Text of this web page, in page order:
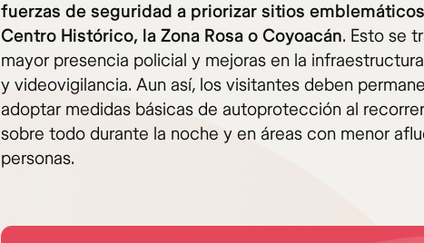
fuerzas de seguridad a priorizar sitios
Centro Histórico, la Zona Rosa o Coyoacán. Esto se
mayor presencia policial y mejoras en la
y videovigilancia. Aun así, los visitantes deben
adoptar medidas básicas de autoprotección al
sobre todo durante la noche y en áreas con menor
personas.